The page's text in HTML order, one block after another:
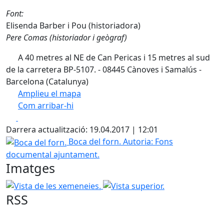
Font:
Elisenda Barber i Pou (historiadora)
Pere Comas (historiador i geògraf)
A 40 metres al NE de Can Pericas i 15 metres al sud
de la carretera BP-5107. - 08445 Cànoves i Samalús -
Barcelona (Catalunya)
Amplieu el mapa
Com arribar-hi
+
−
Darrera actualització: 19.04.2017 | 12:01
Boca del forn.
Boca del forn. Autoria: Fons
documental ajuntament.
Imatges
Vista de les xemeneies. Vista superior.
RSS